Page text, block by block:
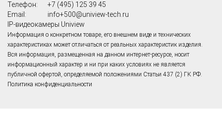
Телефон:
+7 (495) 125 39 45
Email:
info+500@uniview-tech.ru
IP-видеокамеры Uniview
Информация о конкретном товаре, его внешнем виде и технических
характеристиках может отличаться от реальных характеристик изделия.
Вся информация, размещенная на данном интернет-ресурсе, носит
информационный характер и ни при каких условиях не является
публичной офертой, определяемой положениями Статьи 437 (2) ГК РФ.
Политика конфиденциальности